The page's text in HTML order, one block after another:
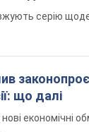
серію
що далі
економічні